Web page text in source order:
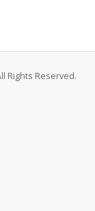
Rights Reserved.